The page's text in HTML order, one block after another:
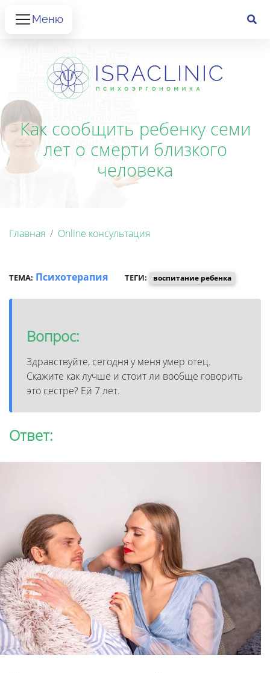
Меню
Как сообщить ребенку семи
лет о смерти близкого
человека
Главная Online консультация
ТЕМА: Психотерапия ТЕГИ: воспитание ребенка
Вопрос:
Здравствуйте, сегодня у меня умер отец.
Скажите как лучше и стоит ли вообще говорить
это сестре? Ей 7 лет.
Ответ: